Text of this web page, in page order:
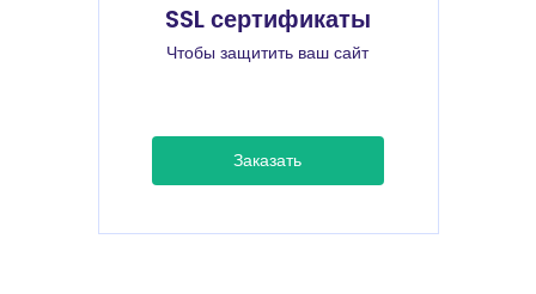
SSL сертификаты
Чтобы защитить ваш сайт
Заказать